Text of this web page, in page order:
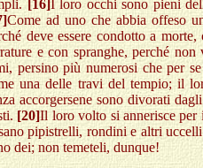
[16]
I loro occhi sono pieni
Come ad uno che abbia offeso
deve essere condotto a
e con spranghe, perché
persino più numerosi che per
una delle travi del tempio; il
accorgersene sono divorati
[20]Il loro volto si annerisce
pipistrelli, rondini e altri
dei; non temeteli, dunque!